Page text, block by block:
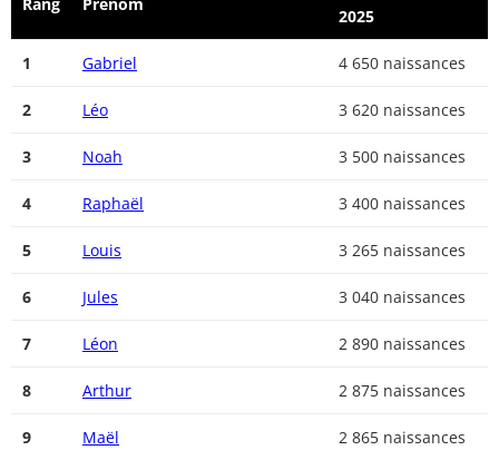
2025
1 Gabriel 4 650 naissances
2 Léo 3 620 naissances
3 Noah 3 500 naissances
4 Raphaël 3 400 naissances
5 Louis 3 265 naissances
6 Jules 3 040 naissances
7 Léon 2 890 naissances
8 Arthur 2 875 naissances
9 Maël 2 865 naissances